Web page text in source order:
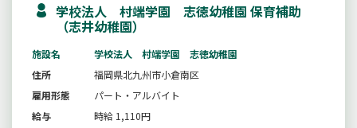
学校法人 村端学園 志徳幼稚園 保育補助
（志井幼稚園）
施設名
学校法人 村端学園 志徳幼稚園
住所
福岡県北九州市小倉南区
雇用形態
パート・アルバイト
給与
時給 1,110円